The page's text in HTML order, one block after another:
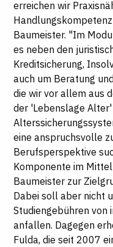
erreichen wir
Baumeister. "Im
es neben den
Kreditsicherung,
auch um Beratung
die wir vor allem aus
der 'Lebenslage
eine anspruchsvolle
Berufsperspektive
Komponente im
Baumeister zur
Dabei soll aber nicht
Studiengebühren von
anfallen. Dagegen
Fulda, die seit 2007